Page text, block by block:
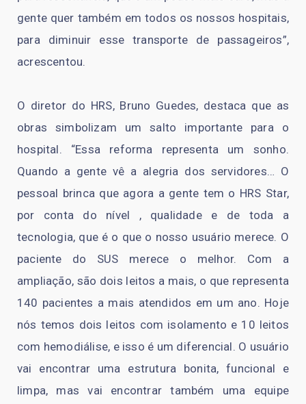
gente quer também em todos os nossos hospitais,
para diminuir esse transporte de passageiros”,
acrescentou.
O diretor do HRS, Bruno Guedes, destaca que as
obras simbolizam um salto importante para o
hospital. “Essa reforma representa um sonho.
Quando a gente vê a alegria dos servidores… O
pessoal brinca que agora a gente tem o HRS Star,
por conta do nível , qualidade e de toda a
tecnologia, que é o que o nosso usuário merece. O
paciente do SUS merece o melhor. Com a
ampliação, são dois leitos a mais, o que representa
140 pacientes a mais atendidos em um ano. Hoje
nós temos dois leitos com isolamento e 10 leitos
com hemodiálise, e isso é um diferencial. O usuário
vai encontrar uma estrutura bonita, funcional e
limpa, mas vai encontrar também uma equipe